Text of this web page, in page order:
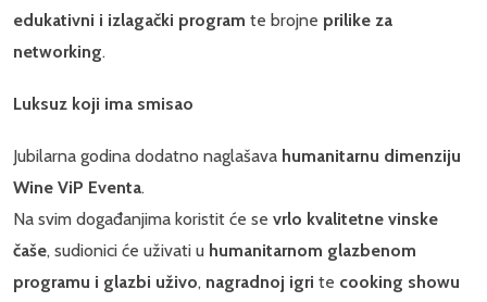
edukativni i izlagački program te brojne prilike za
networking.
Luksuz koji ima smisao
Jubilarna godina dodatno naglašava humanitarnu dimenziju
Wine ViP Eventa.
Na svim događanjima koristit će se vrlo kvalitetne vinske
čaše, sudionici će uživati u humanitarnom glazbenom
programu i glazbi uživo, nagradnoj igri te cooking showu